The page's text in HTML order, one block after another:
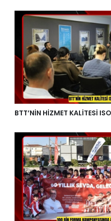
BTT’NİN HİZMET KALİTESİ